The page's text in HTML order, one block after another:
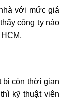
với mức giá
công ty nào
bị còn thời gian
kỹ thuật viên